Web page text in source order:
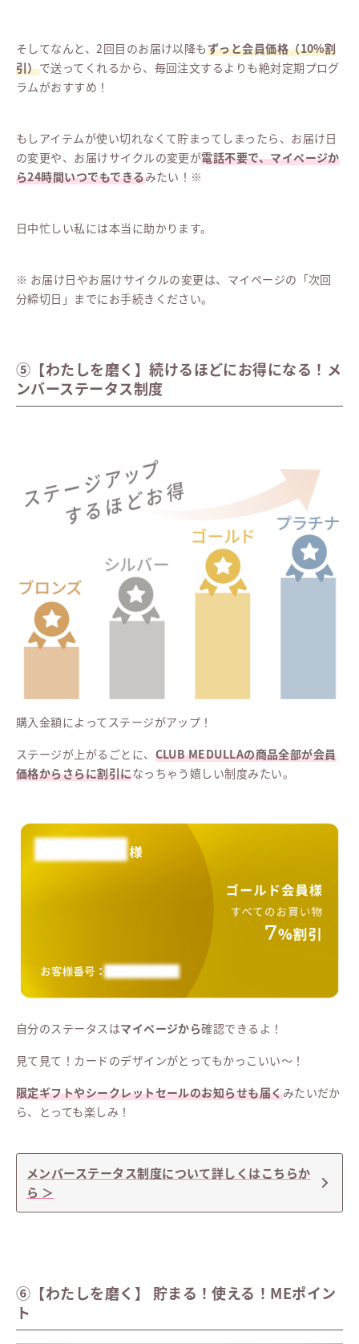
そしてなんと、2回目のお届け以降もずっと会員価格（10%割
引）で送ってくれるから、毎回注文するよりも絶対定期プログ
ラムがおすすめ！
もしアイテムが使い切れなくて貯まってしまったら、お届け日
の変更や、お届けサイクルの変更が電話不要で、マイページか
ら24時間いつでもできるみたい！※
日中忙しい私には本当に助かります。
※ お届け日やお届けサイクルの変更は、マイページの「次回
分締切日」までにお手続きください。
⑤【わたしを磨く】続けるほどにお得になる！メ
ンバーステータス制度
購入金額によってステージがアップ！
ステージが上がるごとに、 CLUB MEDULLAの商品全部が会員
価格からさらに割引になっちゃう嬉しい制度みたい。
自分のステータスはマイページから確認できるよ！
見て見て！カードのデザインがとってもかっこいい〜！
限定ギフトやシークレットセールのお知らせも届くみたいだか
ら、とっても楽しみ！
メンバーステータス制度について詳しくはこちらか
ら ＞
⑥【わたしを磨く】 貯まる！使える！MEポイン
ト